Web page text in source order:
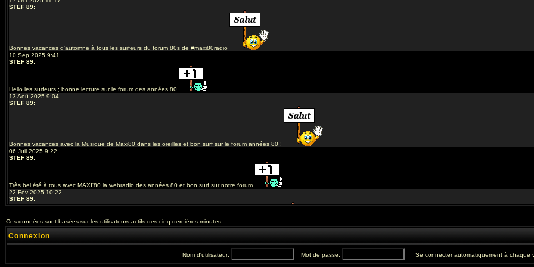
Ces données sont basées sur les utilisateurs actifs des cinq dernières minutes
Connexion
Nom d'utilisateur: Mot de passe: Se connecter automatiquement à chaque